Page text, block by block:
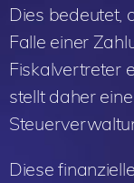
Dies bedeutet,
Falle einer
Fiskalvertreter
stellt daher
Diese